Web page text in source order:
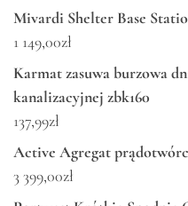
Mivardi Shelter Base
1 149,00zł
Karmat zasuwa burzowa
kanalizacyjnej zbk160
137,99zł
Active Agregat
3 399,00zł